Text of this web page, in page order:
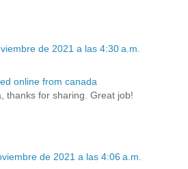
de 2021 a las 4:30 a.m.
online from canada
thanks for sharing. Great job!
de 2021 a las 4:06 a.m.